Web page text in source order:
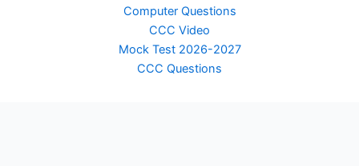
Computer Questions
CCC Video
Mock Test 2026-2027
CCC Questions